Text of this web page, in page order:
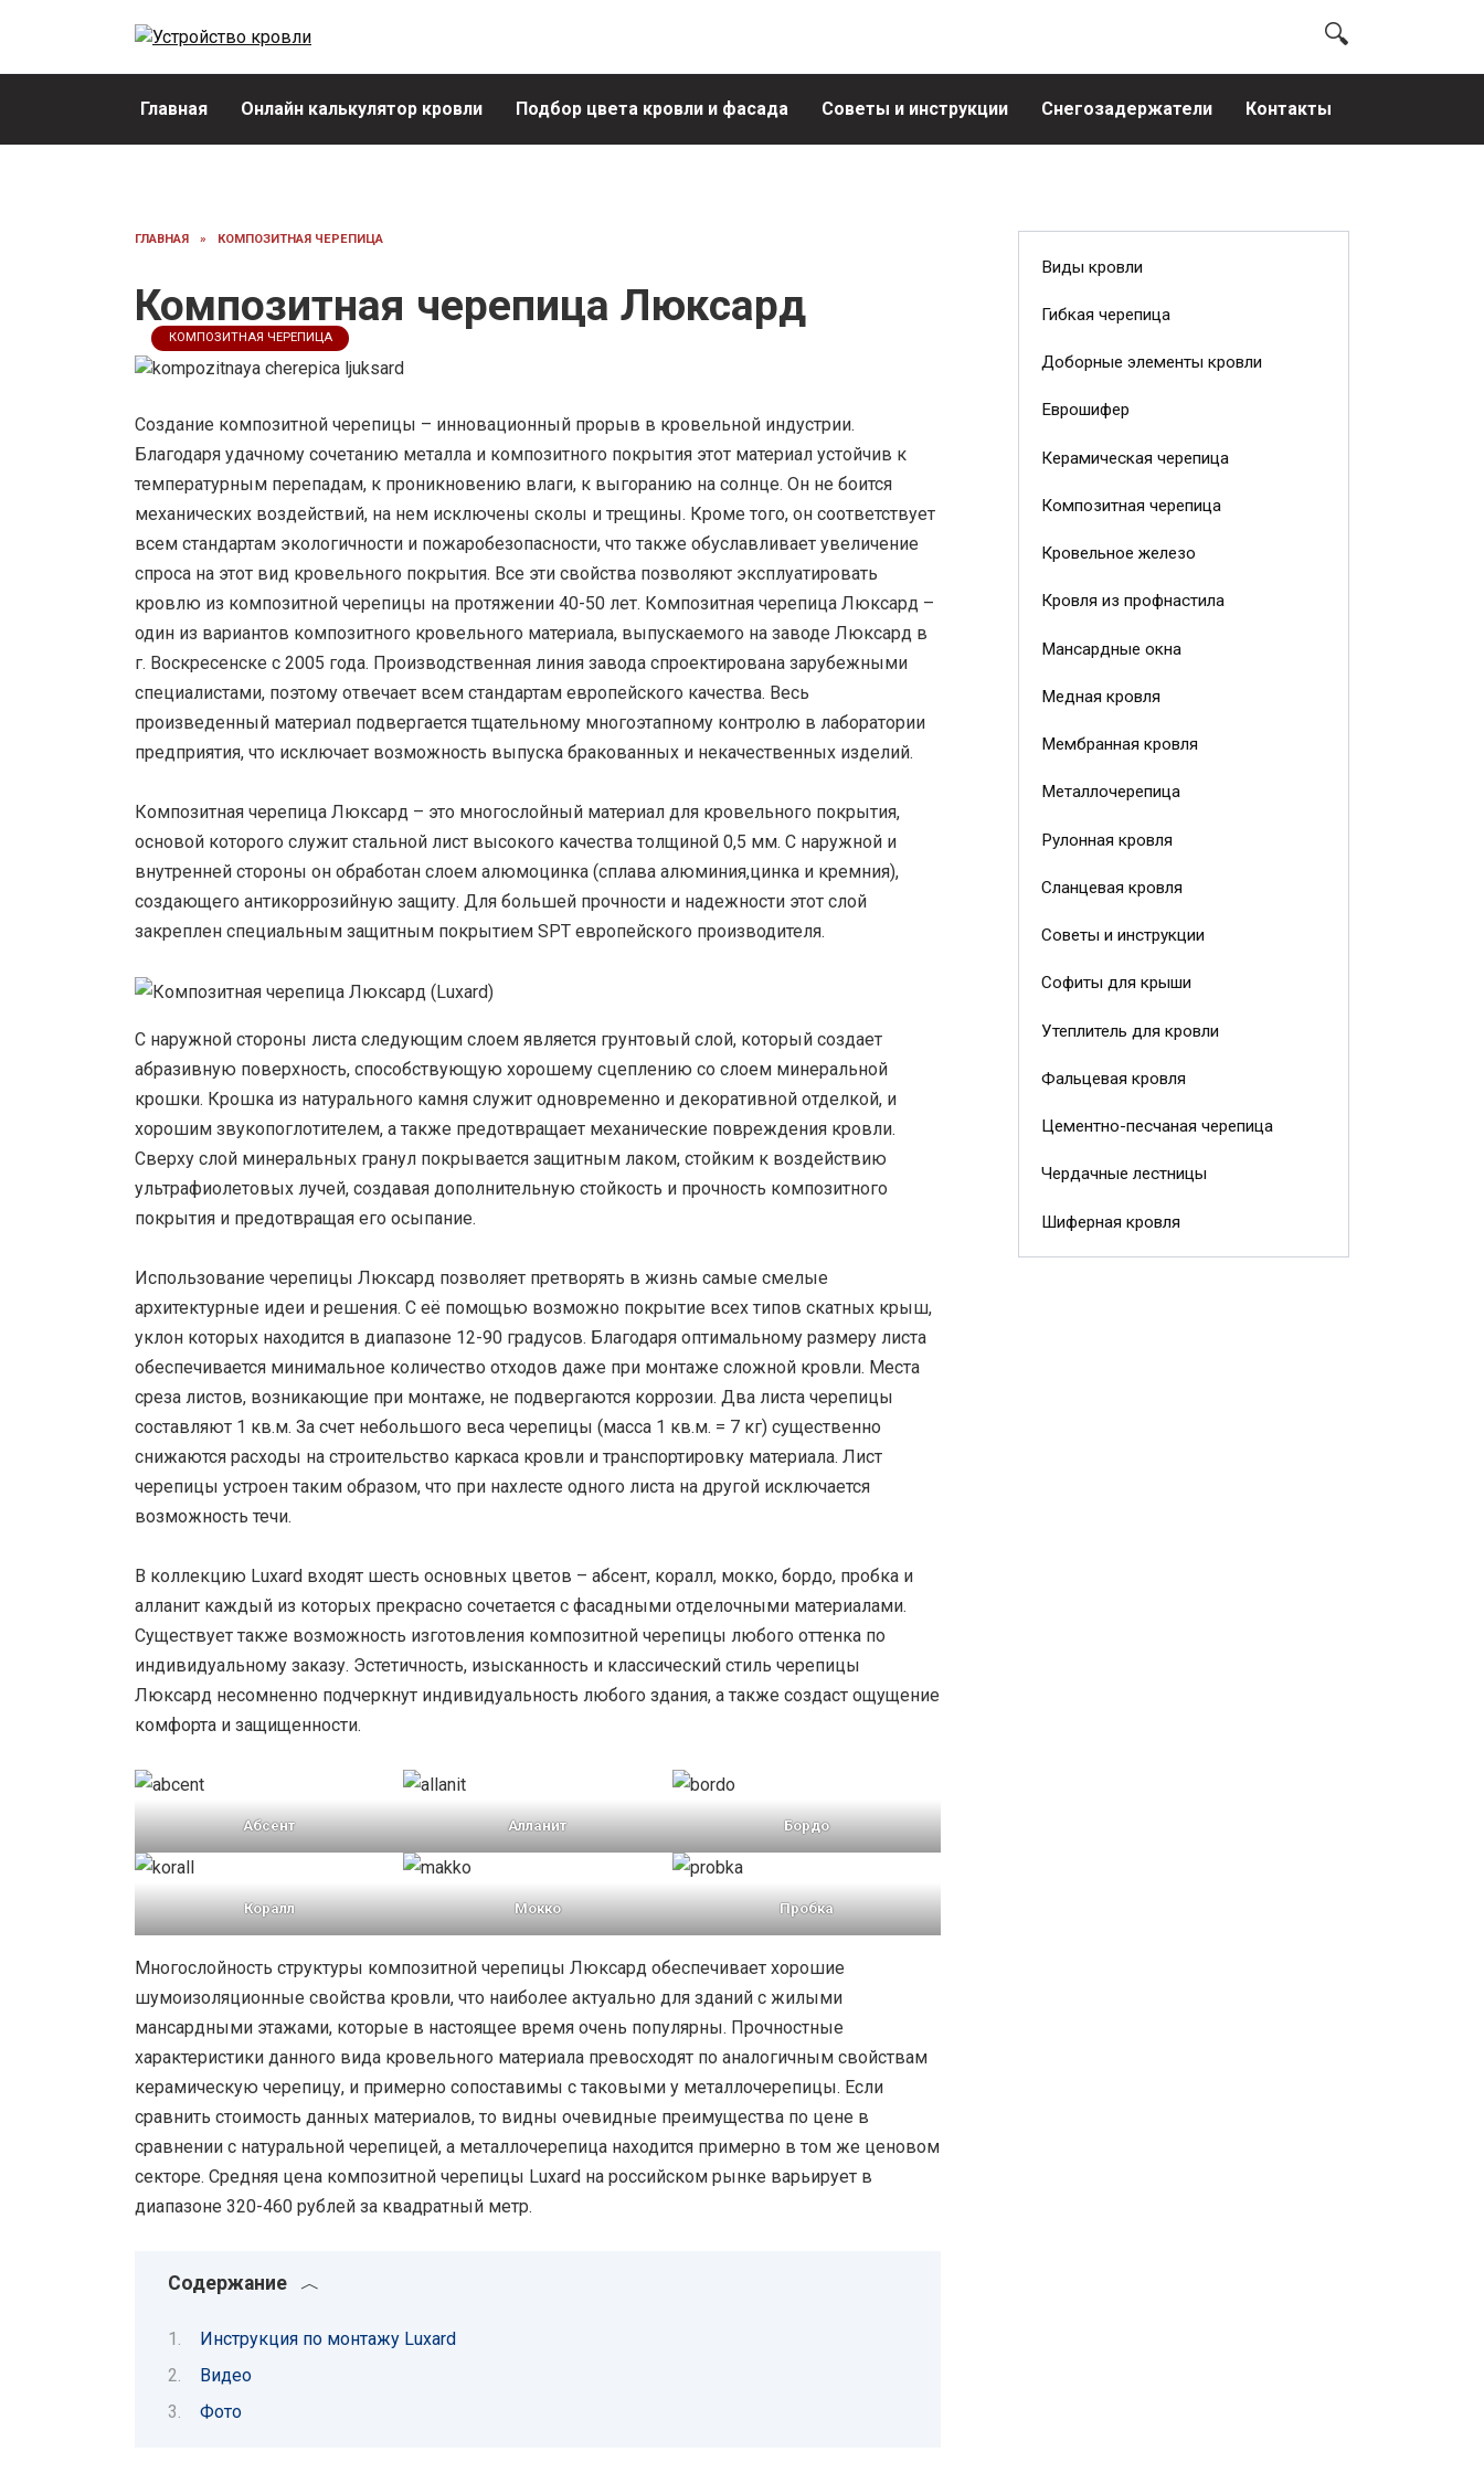
Главная Онлайн калькулятор кровли Подбор цвета кровли и фасада Советы и инструкции Снегозадержатели Контакты
ГЛАВНАЯ » КОМПОЗИТНАЯ ЧЕРЕПИЦА
Композитная черепица Люксард
КОМПОЗИТНАЯ ЧЕРЕПИЦА
Создание композитной черепицы – инновационный прорыв в кровельной индустрии.
Благодаря удачному сочетанию металла и композитного покрытия этот материал устойчив к
температурным перепадам, к проникновению влаги, к выгоранию на солнце. Он не боится
механических воздействий, на нем исключены сколы и трещины. Кроме того, он соответствует
всем стандартам экологичности и пожаробезопасности, что также обуславливает увеличение
спроса на этот вид кровельного покрытия. Все эти свойства позволяют эксплуатировать
кровлю из композитной черепицы на протяжении 40-50 лет. Композитная черепица Люксард –
один из вариантов композитного кровельного материала, выпускаемого на заводе Люксард в
г. Воскресенске с 2005 года. Производственная линия завода спроектирована зарубежными
специалистами, поэтому отвечает всем стандартам европейского качества. Весь
произведенный материал подвергается тщательному многоэтапному контролю в лаборатории
предприятия, что исключает возможность выпуска бракованных и некачественных изделий.
Композитная черепица Люксард – это многослойный материал для кровельного покрытия,
основой которого служит стальной лист высокого качества толщиной 0,5 мм. С наружной и
внутренней стороны он обработан слоем алюмоцинка (сплава алюминия,цинка и кремния),
создающего антикоррозийную защиту. Для большей прочности и надежности этот слой
закреплен специальным защитным покрытием SPT европейского производителя.
С наружной стороны листа следующим слоем является грунтовый слой, который создает
абразивную поверхность, способствующую хорошему сцеплению со слоем минеральной
крошки. Крошка из натурального камня служит одновременно и декоративной отделкой, и
хорошим звукопоглотителем, а также предотвращает механические повреждения кровли.
Сверху слой минеральных гранул покрывается защитным лаком, стойким к воздействию
ультрафиолетовых лучей, создавая дополнительную стойкость и прочность композитного
покрытия и предотвращая его осыпание.
Использование черепицы Люксард позволяет претворять в жизнь самые смелые
архитектурные идеи и решения. С её помощью возможно покрытие всех типов скатных крыш,
уклон которых находится в диапазоне 12-90 градусов. Благодаря оптимальному размеру листа
обеспечивается минимальное количество отходов даже при монтаже сложной кровли. Места
среза листов, возникающие при монтаже, не подвергаются коррозии. Два листа черепицы
составляют 1 кв.м. За счет небольшого веса черепицы (масса 1 кв.м. = 7 кг) существенно
снижаются расходы на строительство каркаса кровли и транспортировку материала. Лист
черепицы устроен таким образом, что при нахлесте одного листа на другой исключается
возможность течи.
В коллекцию Luxard входят шесть основных цветов – абсент, коралл, мокко, бордо, пробка и
алланит каждый из которых прекрасно сочетается с фасадными отделочными материалами.
Существует также возможность изготовления композитной черепицы любого оттенка по
индивидуальному заказу. Эстетичность, изысканность и классический стиль черепицы
Люксард несомненно подчеркнут индивидуальность любого здания, а также создаст ощущение
комфорта и защищенности.
Абсент Алланит Бордо
Коралл Мокко Пробка
Многослойность структуры композитной черепицы Люксард обеспечивает хорошие
шумоизоляционные свойства кровли, что наиболее актуально для зданий с жилыми
мансардными этажами, которые в настоящее время очень популярны. Прочностные
характеристики данного вида кровельного материала превосходят по аналогичным свойствам
керамическую черепицу, и примерно сопоставимы с таковыми у металлочерепицы. Если
сравнить стоимость данных материалов, то видны очевидные преимущества по цене в
сравнении с натуральной черепицей, а металлочерепица находится примерно в том же ценовом
секторе. Средняя цена композитной черепицы Luxard на российском рынке варьирует в
диапазоне 320-460 рублей за квадратный метр.
Содержание
Инструкция по монтажу Luxard
Видео
Фото
Виды кровли
Гибкая черепица
Доборные элементы кровли
Еврошифер
Керамическая черепица
Композитная черепица
Кровельное железо
Кровля из профнастила
Мансардные окна
Медная кровля
Мембранная кровля
Металлочерепица
Рулонная кровля
Сланцевая кровля
Советы и инструкции
Софиты для крыши
Утеплитель для кровли
Фальцевая кровля
Цементно-песчаная черепица
Чердачные лестницы
Шиферная кровля